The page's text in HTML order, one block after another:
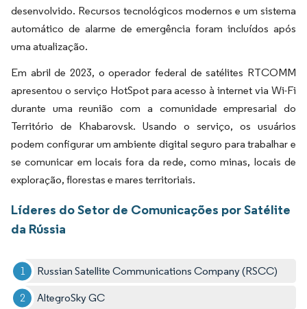
desenvolvido. Recursos tecnológicos modernos e um sistema
automático de alarme de emergência foram incluídos após
uma atualização.
Em abril de 2023, o operador federal de satélites RTCOMM
apresentou o serviço HotSpot para acesso à internet via Wi-Fi
durante uma reunião com a comunidade empresarial do
Território de Khabarovsk. Usando o serviço, os usuários
podem configurar um ambiente digital seguro para trabalhar e
se comunicar em locais fora da rede, como minas, locais de
exploração, florestas e mares territoriais.
Líderes do Setor de Comunicações por Satélite
da Rússia
Russian Satellite Communications Company (RSCC)
AltegroSky GC